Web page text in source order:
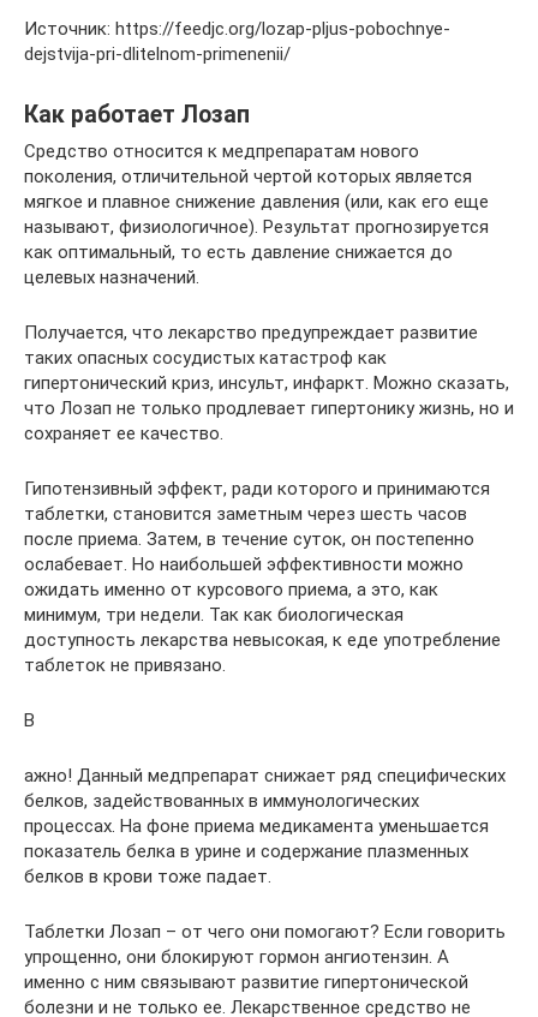
Источник: https://feedjc.org/lozap-pljus-pobochnye-
dejstvija-pri-dlitelnom-primenenii/
Как работает Лозап
Средство относится к медпрепаратам нового
поколения, отличительной чертой которых является
мягкое и плавное снижение давления (или, как его еще
называют, физиологичное). Результат прогнозируется
как оптимальный, то есть давление снижается до
целевых назначений.
Получается, что лекарство предупреждает развитие
таких опасных сосудистых катастроф как
гипертонический криз, инсульт, инфаркт. Можно сказать,
что Лозап не только продлевает гипертонику жизнь, но и
сохраняет ее качество.
Гипотензивный эффект, ради которого и принимаются
таблетки, становится заметным через шесть часов
после приема. Затем, в течение суток, он постепенно
ослабевает. Но наибольшей эффективности можно
ожидать именно от курсового приема, а это, как
минимум, три недели. Так как биологическая
доступность лекарства невысокая, к еде употребление
таблеток не привязано.
В
ажно! Данный медпрепарат снижает ряд специфических
белков, задействованных в иммунологических
процессах. На фоне приема медикамента уменьшается
показатель белка в урине и содержание плазменных
белков в крови тоже падает.
Таблетки Лозап – от чего они помогают? Если говорить
упрощенно, они блокируют гормон ангиотензин. А
именно с ним связывают развитие гипертонической
болезни и не только ее. Лекарственное средство не